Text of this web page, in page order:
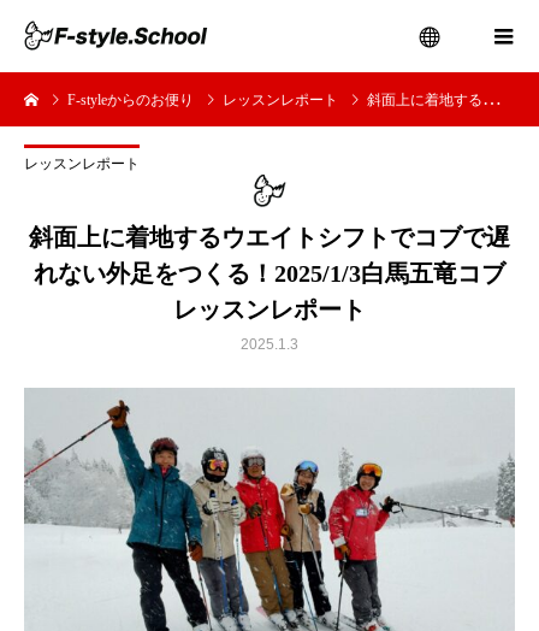
menu
F-styleからのお便り レッスンレポート 斜面上に着地するウエイトシフトでコブで遅れない外足をつくる！2025/1/3白馬五竜コブレッスンレポート
レッスンレポート
斜面上に着地するウエイトシフトでコブで遅
れない外足をつくる！2025/1/3白馬五竜コブ
レッスンレポート
2025.1.3